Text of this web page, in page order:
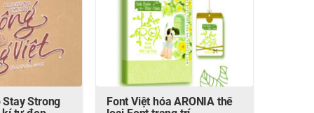
Stay Strong
Font Việt hóa ARONIA thể